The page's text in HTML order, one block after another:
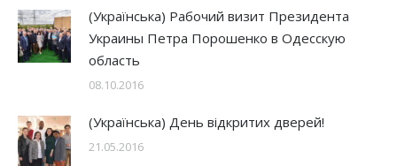
(Українська) Рабочий визит Президента
Украины Петра Порошенко в Одесскую
область
08.10.2016
(Українська) День відкритих дверей!
21.05.2016